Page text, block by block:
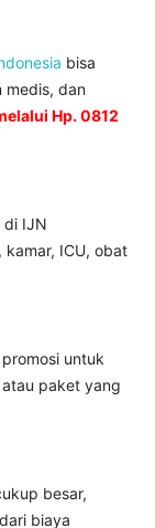
bisa
medis, dan
Hp. 0812
di IJN
ICU, obat
untuk
paket yang
besar,
biaya